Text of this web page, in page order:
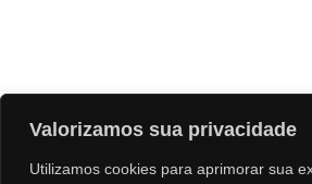
Valorizamos sua privacidade
Utilizamos cookies para aprimorar sua